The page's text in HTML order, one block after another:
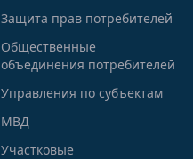
Защита прав потребителей
Общественные
объединения потребителей
Управления по субъектам
МВД
Участковые